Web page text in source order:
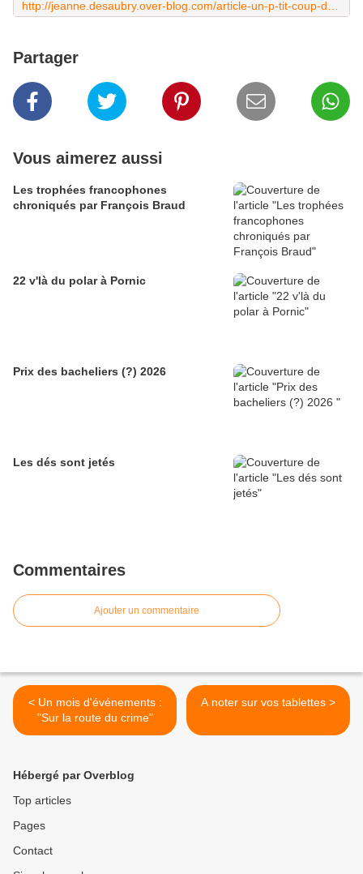
Partager
Vous aimerez aussi
Les trophées francophones
chroniqués par François Braud
22 v'là du polar à Pornic
Prix des bacheliers (?) 2026
Les dés sont jetés
Commentaires
Ajouter un commentaire
< Un mois d'événements :
"Sur la route du crime"
A noter sur vos tablettes >
Hébergé par Overblog
Top articles
Pages
Contact